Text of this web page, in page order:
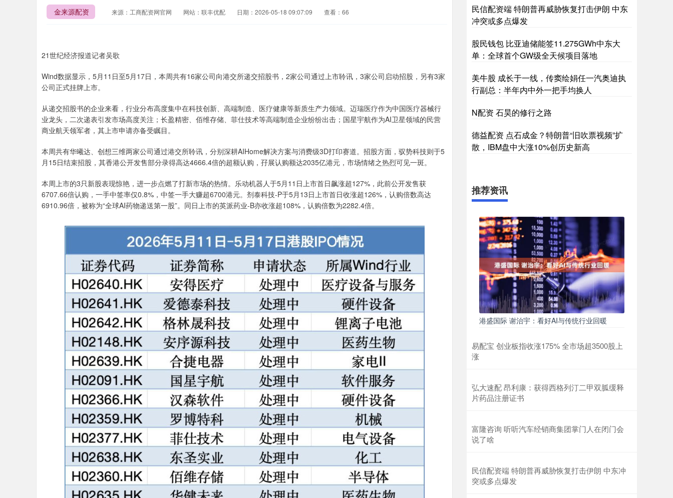
金来源配资 来源：工商配资网官网 网站：联丰优配 日期：2026-05-18 09:07:09 查看：66
21世纪经济报道记者吴歌
Wind数据显示，5月11日至5月17日，本周共有16家公司向港交所递交招股书，2家公司通过上市聆讯，3家公司启动招股，另有3家
公司正式挂牌上市。
从递交招股书的企业来看，行业分布高度集中在科技创新、高端制造、医疗健康等新质生产力领域。迈瑞医疗作为中国医疗器械行
业龙头，二次递表引发市场高度关注；长盈精密、佰维存储、菲仕技术等高端制造企业纷纷出击；国星宇航作为AI卫星领域的民营
商业航天领军者，其上市申请亦备受瞩目。
本周共有华曦达、创想三维两家公司通过港交所聆讯，分别深耕AIHome解决方案与消费级3D打印赛道。招股方面，驭势科技则于5
月15日结束招股，其香港公开发售部分录得高达4666.4倍的超额认购，孖展认购额达2035亿港元，市场情绪之热烈可见一斑。
本周上市的3只新股表现惊艳，进一步点燃了打新市场的热情。乐动机器人于5月11日上市首日飙涨超127%，此前公开发售获
6707.66倍认购，一手中签率仅0.8%，中签一手大赚超6700港元。剂泰科技-P于5月13日上市首日收涨超126%，认购倍数高达
6910.96倍，被称为“全球AI药物递送第一股”。同日上市的英派药业-B亦收涨超108%，认购倍数为2282.4倍。
民信配资端 特朗普再威胁恢复打击伊朗 中东
冲突或多点爆发
股民钱包 比亚迪储能签11.275GWh中东大
单：全球首个GW级全天候项目落地
美牛股 成长于一线，传窦绘娟任一汽奥迪执
行副总：半年内中外一把手均换人
N配资 石昊的修行之路
德益配资 点石成金？特朗普“旧吹票视频”扩
散，IBM盘中大涨10%创历史新高
推荐资讯
港盛国际 谢治宇：看好AI与传统行业回暖
易配宝 创业板指收涨175% 全市场超3500股上
涨
弘大速配 昂利康：获得西格列汀二甲双胍缓释
片药品注册证书
富隆咨询 听听汽车经销商集团掌门人在闭门会
说了啥
民信配资端 特朗普再威胁恢复打击伊朗 中东冲
突或多点爆发